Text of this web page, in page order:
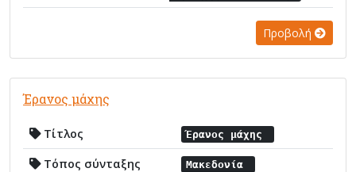
Προβολή
Έρανος μάχης
Τίτλος Έρανος μάχης
Τόπος σύνταξης Μακεδονία